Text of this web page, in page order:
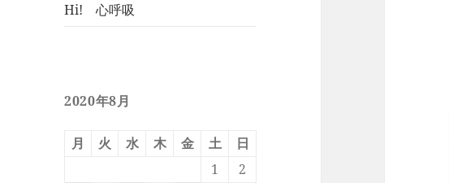
Hi! 心呼吸
2020年8月
月 火 水 木 金 土
日
1
2